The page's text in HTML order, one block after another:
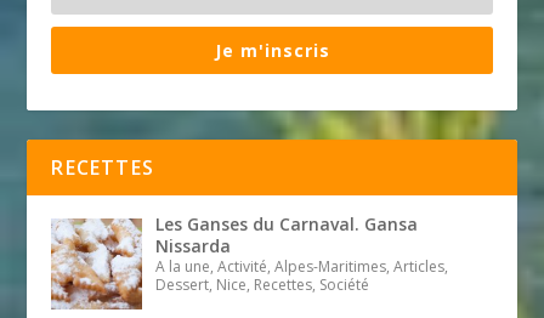
Je m'inscris
RECETTES
Les Ganses du Carnaval. Gansa
Nissarda
A la une, Activité, Alpes-Maritimes, Articles,
Dessert, Nice, Recettes, Société